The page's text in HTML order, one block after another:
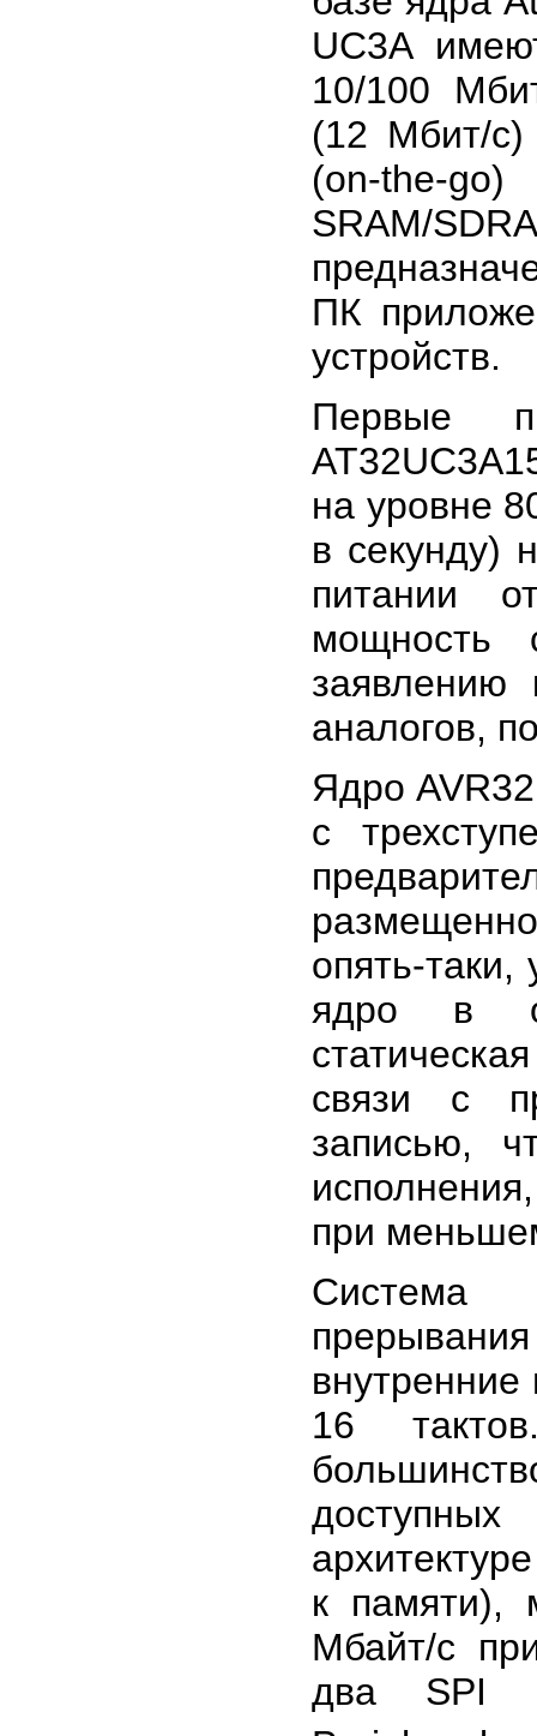
UC3A
10/100
(12 Мбит/
(on-the-
SRAM/
ПК
устройств.
Первые
на уровне
в секунду)
питании
мощность
аналогов,
Ядро
с
опять-таки,
ядро в
связи с
записью,
при
Система
16
к памяти),
Мбайт/с
два SPI